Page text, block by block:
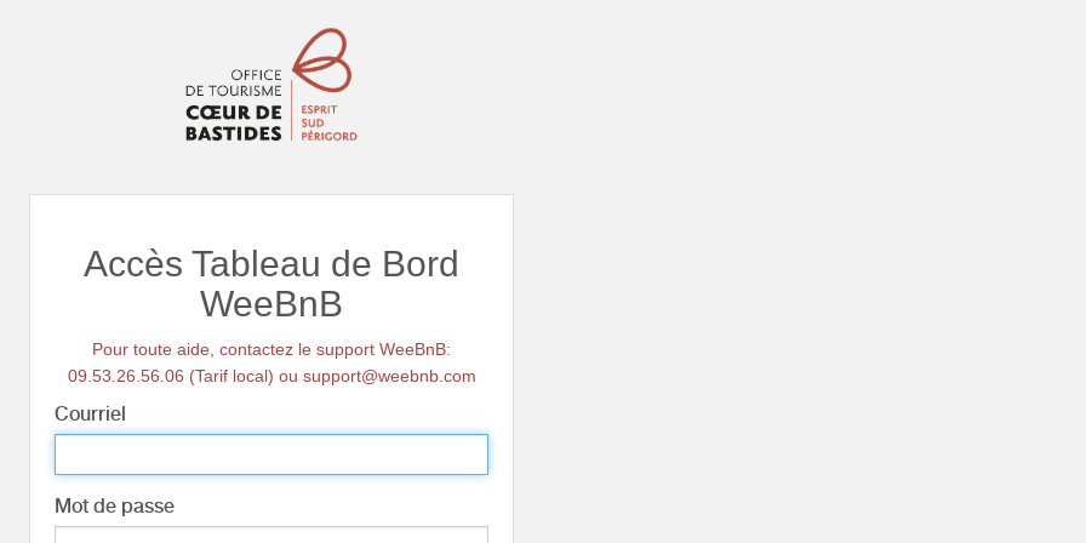
Accès Tableau de Bord
WeeBnB
Pour toute aide, contactez le support WeeBnB:
09.53.26.56.06 (Tarif local) ou support@weebnb.com
Courriel
Mot de passe